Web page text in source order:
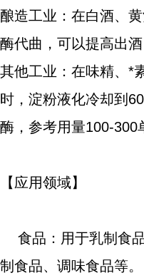
酿造工业：在白酒、
酶代曲，可以提高出
其他工业：在味精、*
时，淀粉液化冷却到
酶，参考用量100-300
【应用领域】
食品：用于乳制食
制食品、调味食品等。